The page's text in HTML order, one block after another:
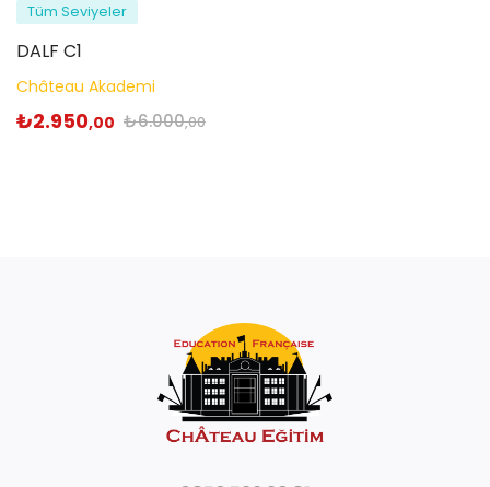
Tüm Seviyeler
DALF C1
Château Akademi
₺2.950,00 ₺6.000,00